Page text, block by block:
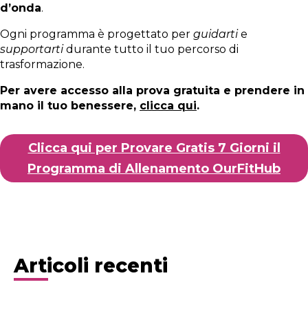
d’onda.
Ogni programma è progettato per guidartie
supportartidurante tutto il tuo percorso di
trasformazione.
Per avere accesso alla prova gratuita e prendere in
mano il tuo benessere, clicca qui.
Clicca qui per Provare Gratis 7 Giorni il
Programma di Allenamento OurFitHub
Articoli recenti